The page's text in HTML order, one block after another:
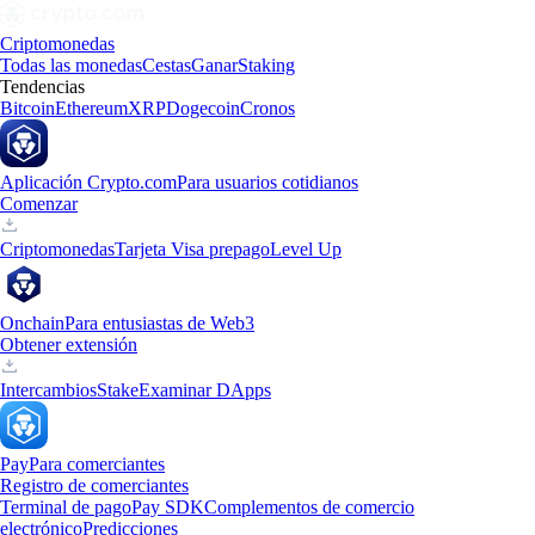
Criptomonedas
Todas las monedasCestasGanarStaking
Tendencias
BitcoinEthereumXRPDogecoinCronos
Aplicación Crypto.comPara usuarios cotidianos
Comenzar
CriptomonedasTarjeta Visa prepagoLevel Up
OnchainPara entusiastas de Web3
Obtener extensión
IntercambiosStakeExaminar DApps
PayPara comerciantes
Registro de comerciantes
Terminal de pagoPay SDKComplementos de comercio
electrónicoPredicciones